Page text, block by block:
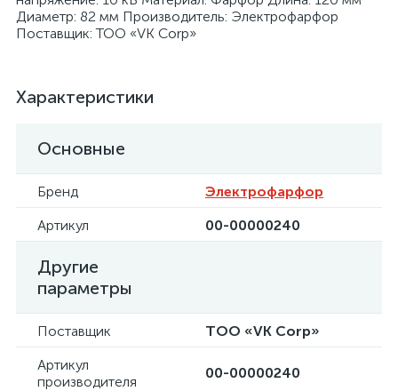
Диаметр: 82 мм Производитель: Электрофарфор
Поставщик: ТОО «VK Corp»
Характеристики
Основные
Бренд
Электрофарфор
Артикул
00-00000240
Другие
параметры
Поставщик
ТОО «VK Corp»
Артикул
производителя
00-00000240